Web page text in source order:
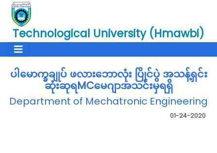
Technological University (Hmawbi)
ပါမောက္ခချုပ် ဖလားဘောလုံး ပြိုင်ပွဲ အသန့်ရှင်း
ဆုံးဆုရMCမေဂျာအသင်းမှရရှိ
Department of Mechatronic Engineering
01-24-2020